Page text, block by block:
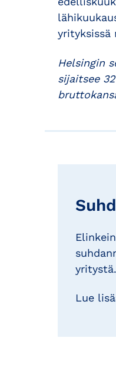
yrityksissä
Helsingin
sijaitsee
Lue